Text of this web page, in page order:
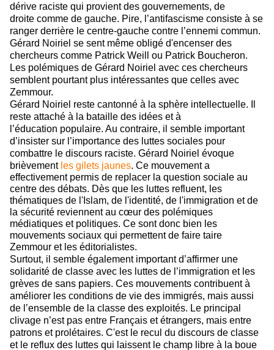
dérive raciste qui provient des gouvernements, de
droite comme de gauche. Pire, l’antifascisme consiste à se
ranger derrière le centre-gauche contre l’ennemi commun.
Gérard Noiriel se sent même obligé d'encenser des
chercheurs comme Patrick Weill ou Patrick Boucheron.
Les polémiques de Gérard Noiriel avec ces chercheurs
semblent pourtant plus intéressantes que celles avec
Zemmour.
Gérard Noiriel reste cantonné à la sphère intellectuelle. Il
reste attaché à la bataille des idées et à
l’éducation populaire. Au contraire, il semble important
d’insister sur l’importance des luttes sociales pour
combattre le discours raciste. Gérard Noiriel évoque
brièvement les gilets jaunes. Ce mouvement a
effectivement permis de replacer la question sociale au
centre des débats. Dès que les luttes refluent, les
thématiques de l'Islam, de l'identité, de l'immigration et de
la sécurité reviennent au cœur des polémiques
médiatiques et politiques. Ce sont donc bien les
mouvements sociaux qui permettent de faire taire
Zemmour et les éditorialistes.
Surtout, il semble également important d’affirmer une
solidarité de classe avec les luttes de l’immigration et les
grèves de sans papiers. Ces mouvements contribuent à
améliorer les conditions de vie des immigrés, mais aussi
de l’ensemble de la classe des exploités. Le principal
clivage n’est pas entre Français et étrangers, mais entre
patrons et prolétaires. C'est le recul du discours de classe
et le reflux des luttes qui laissent le champ libre à la boue